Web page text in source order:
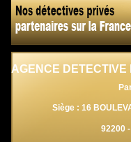
AGENCE DETECTIVE
Siège : 16
92200